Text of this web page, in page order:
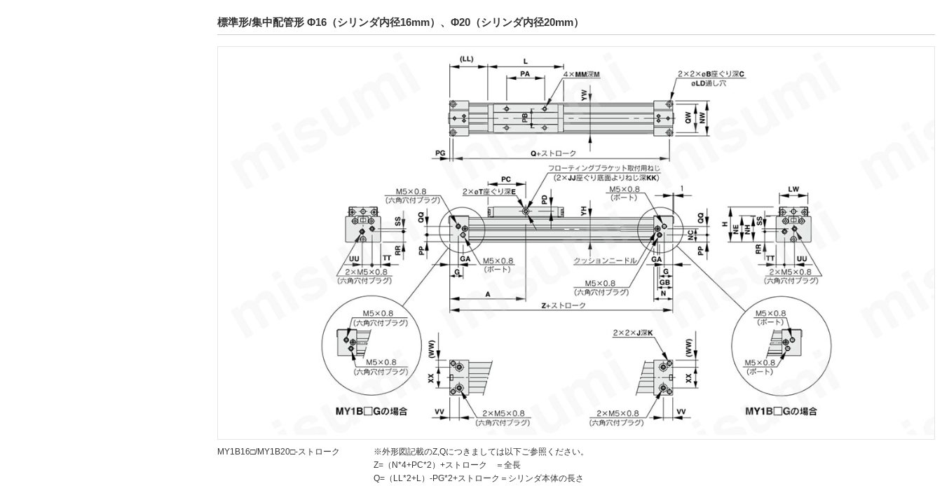
標準形/集中配管形 Φ16（シリンダ内径16mm）、Φ20（シリンダ内径20mm）
MY1B16□/MY1B20□-ストローク
※外形図記載のZ,Qにつきましては以下ご参照ください。
Z=（N*4+PC*2）+ストローク ＝全長
Q=（LL*2+L）-PG*2+ストローク＝シリンダ本体の長さ